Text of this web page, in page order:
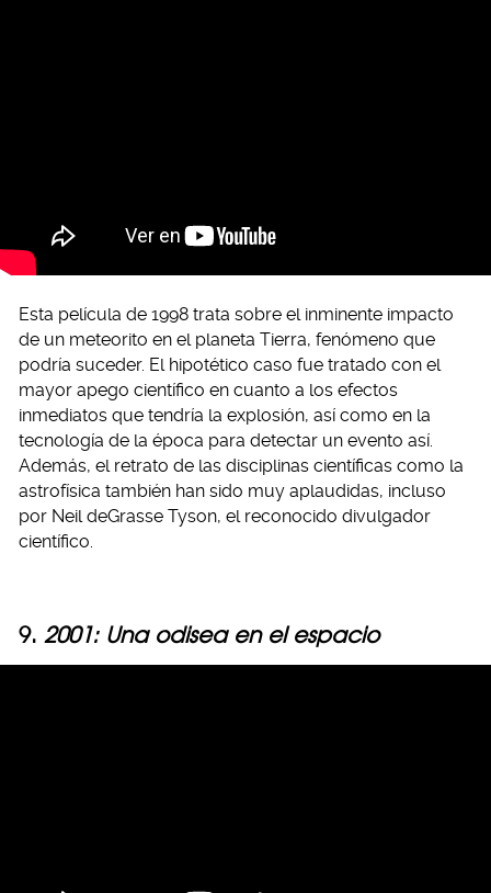
Esta película de 1998 trata sobre el inminente impacto
de un meteorito en el planeta Tierra, fenómeno que
podría suceder. El hipotético caso fue tratado con el
mayor apego científico en cuanto a los efectos
inmediatos que tendría la explosión, así como en la
tecnología de la época para detectar un evento así.
Además, el retrato de las disciplinas científicas como la
astrofísica también han sido muy aplaudidas, incluso
por Neil deGrasse Tyson, el reconocido divulgador
científico.
9. 2001: Una odisea en el espacio